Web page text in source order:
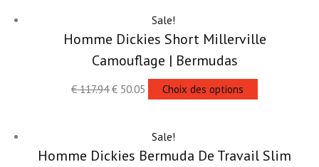
Sale!
Homme Dickies Short Millerville
Camouflage | Bermudas
€117.94 € 50.05 Choix des options
Sale!
Homme Dickies Bermuda De Travail Slim